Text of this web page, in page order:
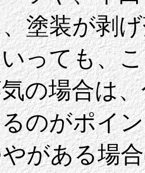
塗装が剥
っても、
の場合は
のがポイ
がある場